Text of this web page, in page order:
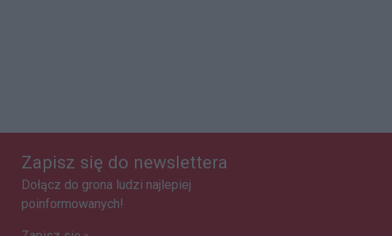
Zapisz się do newslettera
Dołącz do grona ludzi najlepiej
poinformowanych!